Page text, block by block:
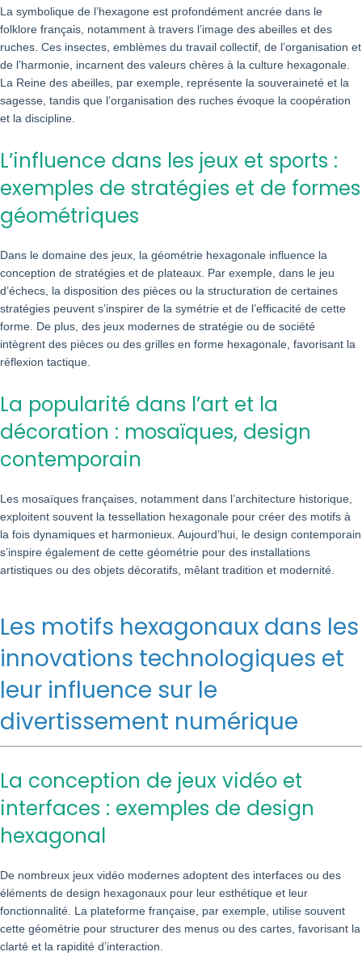
La symbolique de l’hexagone est profondément ancrée dans le
folklore français, notamment à travers l’image des abeilles et des
ruches. Ces insectes, emblèmes du travail collectif, de l’organisation et
de l’harmonie, incarnent des valeurs chères à la culture hexagonale.
La Reine des abeilles, par exemple, représente la souveraineté et la
sagesse, tandis que l’organisation des ruches évoque la coopération
et la discipline.
L’influence dans les jeux et sports :
exemples de stratégies et de formes
géométriques
Dans le domaine des jeux, la géométrie hexagonale influence la
conception de stratégies et de plateaux. Par exemple, dans le jeu
d’échecs, la disposition des pièces ou la structuration de certaines
stratégies peuvent s’inspirer de la symétrie et de l’efficacité de cette
forme. De plus, des jeux modernes de stratégie ou de société
intègrent des pièces ou des grilles en forme hexagonale, favorisant la
réflexion tactique.
La popularité dans l’art et la
décoration : mosaïques, design
contemporain
Les mosaïques françaises, notamment dans l’architecture historique,
exploitent souvent la tessellation hexagonale pour créer des motifs à
la fois dynamiques et harmonieux. Aujourd’hui, le design contemporain
s’inspire également de cette géométrie pour des installations
artistiques ou des objets décoratifs, mêlant tradition et modernité.
Les motifs hexagonaux dans les
innovations technologiques et
leur influence sur le
divertissement numérique
La conception de jeux vidéo et
interfaces : exemples de design
hexagonal
De nombreux jeux vidéo modernes adoptent des interfaces ou des
éléments de design hexagonaux pour leur esthétique et leur
fonctionnalité. La plateforme française, par exemple, utilise souvent
cette géométrie pour structurer des menus ou des cartes, favorisant la
clarté et la rapidité d’interaction.